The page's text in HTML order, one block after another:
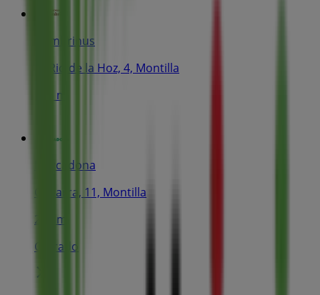
Gambrinus
C/ Rio de la Hoz, 4, Montilla
196 m
Mercadona
C/ Parra, 11, Montilla
258 m
Cerrado